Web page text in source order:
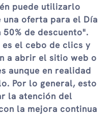
puede utilizarlo
una oferta para el Día
de descuento".
el cebo de clics y
a abrir el sitio web o
aunque en realidad
Por lo general, esto
la atención del
la mejora continua